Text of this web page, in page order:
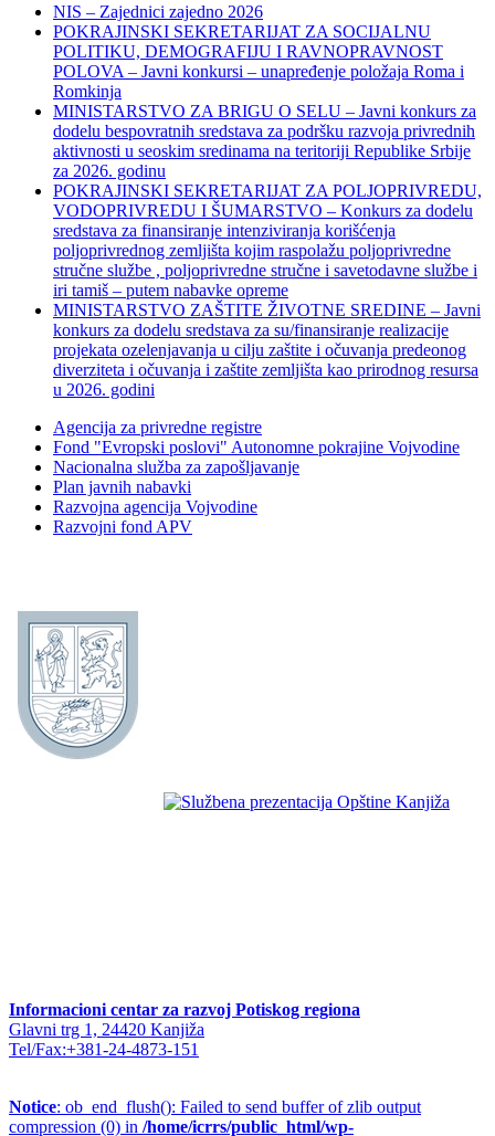
NIS – Zajednici zajedno 2026
POKRAJINSKI SEKRETARIJAT ZA SOCIJALNU
POLITIKU, DEMOGRAFIJU I RAVNOPRAVNOST
POLOVA – Javni konkursi – unapređenje položaja Roma i
Romkinja
MINISTARSTVO ZA BRIGU O SELU – Javni konkurs za
dodelu bespovratnih sredstava za podršku razvoja privrednih
aktivnosti u seoskim sredinama na teritoriji Republike Srbije
za 2026. godinu
POKRAJINSKI SEKRETARIJAT ZA POLJOPRIVREDU,
VODOPRIVREDU I ŠUMARSTVO – Konkurs za dodelu
sredstava za finansiranje intenziviranja korišćenja
poljoprivrednog zemljišta kojim raspolažu poljoprivredne
stručne službe , poljoprivredne stručne i savetodavne službe i
iri tamiš ‒ putem nabavke opreme
MINISTARSTVO ZAŠTITE ŽIVOTNE SREDINE – Javni
konkurs za dodelu sredstava za su/finansiranje realizacije
projekata ozelenjavanja u cilju zaštite i očuvanja predeonog
diverziteta i očuvanja i zaštite zemljišta kao prirodnog resursa
u 2026. godini
Agencija za privredne registre
Fond "Evropski poslovi" Autonomne pokrajine Vojvodine
Nacionalna služba za zapošljavanje
Plan javnih nabavki
Razvojna agencija Vojvodine
Razvojni fond APV
Informacioni centar za razvoj Potiskog regiona
Glavni trg 1, 24420 Kanjiža
Tel/Fax:+381-24-4873-151
Notice: ob_end_flush(): Failed to send buffer of zlib output
compression (0) in /home/icrrs/public_html/wp-